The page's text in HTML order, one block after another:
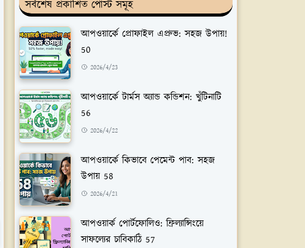
সর্বশেষ প্রকাশিত পোস্ট সমূহ
আপওয়ার্কে প্রোফাইল এপ্রুভ: সহজ উপায়!
50
2026/4/23
আপওয়ার্কে টার্মস অ্যান্ড কন্ডিশন: খুঁটিনাটি
56
2026/4/22
আপওয়ার্কে কিভাবে পেমেন্ট পাব: সহজ
উপায় 58
2026/4/21
আপওয়ার্ক পোর্টফোলিও: ফ্রিল্যান্সিংয়ে
সাফল্যের চাবিকাঠি 57